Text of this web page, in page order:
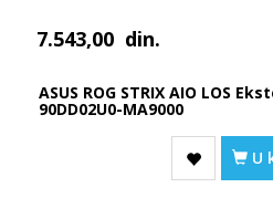
7.543,00 din.
ASUS ROG STRIX AIO LOS
90DD02U0-MA9000
U